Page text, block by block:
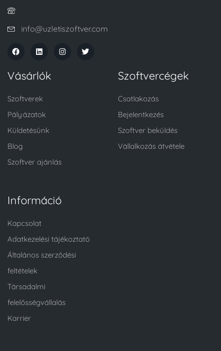
info@uzletiszoftver.com
Vásárlók
Szoftverek
Pályázatok
Küldetésünk
Blog
Szoftver ajánlás
Szoftvercégek
Csatlakozás
Bejelentkezés
Szoftver beküldés
Vállalkozás átvétele
Információ
Kapcsolat
Adatkezelési tájékoztató
Általános szerződési
feltételek
Társadalmi
felelősségvállalás
Karrier